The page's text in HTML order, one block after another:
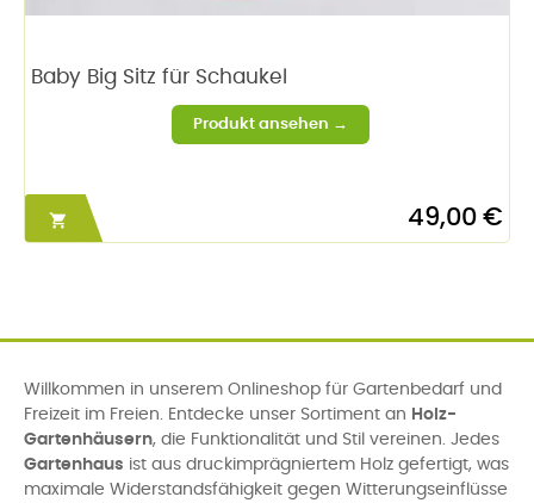
Baby Big Sitz für Schaukel
 49,00 €
Willkommen in unserem Onlineshop für Gartenbedarf und
Freizeit im Freien. Entdecke unser Sortiment an Holz-
Gartenhäusern, die Funktionalität und Stil vereinen. Jedes
Gartenhaus ist aus druckimprägniertem Holz gefertigt, was
maximale Widerstandsfähigkeit gegen Witterungseinflüsse